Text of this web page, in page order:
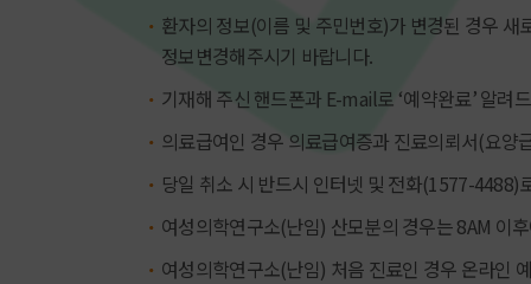
환자의 정보(이름 및 주민번호)가 변경된 경우
정보변경해주시기 바랍니다.
기재해 주신 핸드폰과 E-mail로 ‘예약완료’ 알려
의료급여인 경우 의료급여증과 진료의뢰서(요양
당일 취소 시 반드시 인터넷 및 전화(1577-4488)
여성의학연구소(난임) 산모분의 경우는 8AM 이
여성의학연구소(난임) 처음 진료인 경우 온라인